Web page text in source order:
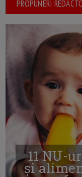
PROPUNERI
11 NU-
și